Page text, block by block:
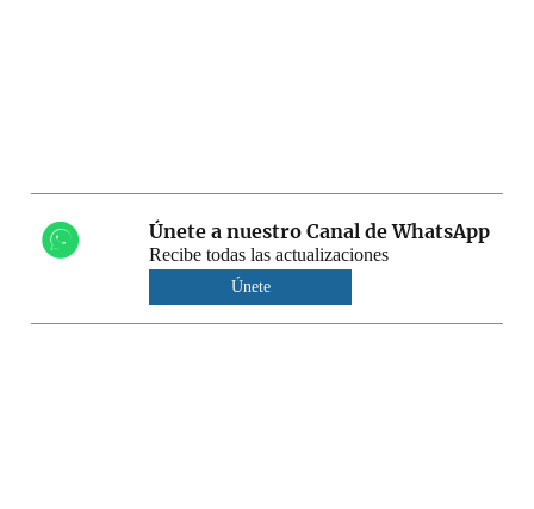
Únete a nuestro Canal de WhatsApp
Recibe todas las actualizaciones
Únete